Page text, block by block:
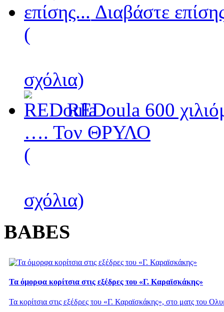
Διαβάστε
(
σχόλια)
REDoula 600
…. Τον ΘΡΥΛΟ
(
σχόλια)
BABES
Τα όμορφα κορίτσια στις εξέδρες του «Γ. Καραϊσκάκης»
Τα κορίτσια στις εξέδρες του «Γ. Καραϊσκάκης», στο ματς του